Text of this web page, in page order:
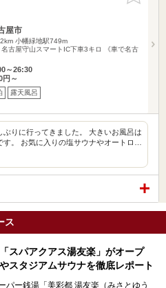
屋市
小幡緑地駅749m
名古屋守山スマートIC下車3キロ 《車で名古
～26:30
円～
露天風呂
ぶりに行ってきました。 大きいお風呂は
す。 お気に入りの塩サウナやオートロ…
ス
スパアクアス湯友楽」がオープ
スタジアムサウナを徹底レポート
パー銭湯「美彩都 湯友楽（みさとゆう